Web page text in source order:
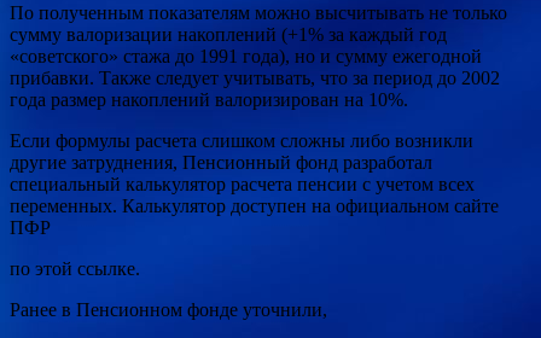
По полученным показателям можно высчитывать не только
сумму валоризации накоплений (+1% за каждый год
«советского» стажа до 1991 года), но и сумму ежегодной
прибавки. Также следует учитывать, что за период до 2002
года размер накоплений валоризирован на 10%.
Если формулы расчета слишком сложны либо возникли
другие затруднения, Пенсионный фонд разработал
специальный калькулятор расчета пенсии с учетом всех
переменных. Калькулятор доступен на официальном сайте
ПФР
по этой ссылке.
Ранее в Пенсионном фонде уточнили,